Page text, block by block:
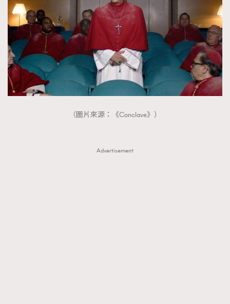
（圖片來源：《Conclave》）
Advertisement